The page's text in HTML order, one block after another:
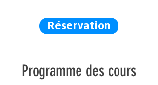
Réservation
Programme des cours